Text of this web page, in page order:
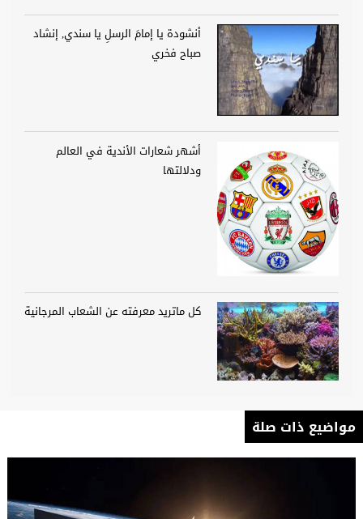
أنشودة يا إمامَ الرسلِ يا سندي, إنشاد
صباح فخري
أشهر شعارات الأندية في العالم
ودلالتها
كل ماتريد معرفته عن الشعاب المرجانية
مواضيع ذات صلة